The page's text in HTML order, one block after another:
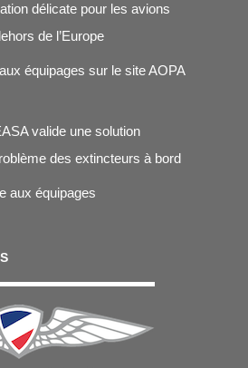
délicate pour les avions
de l’Europe
équipages sur le site AOPA
valide une solution
des extincteurs à bord
aux équipages